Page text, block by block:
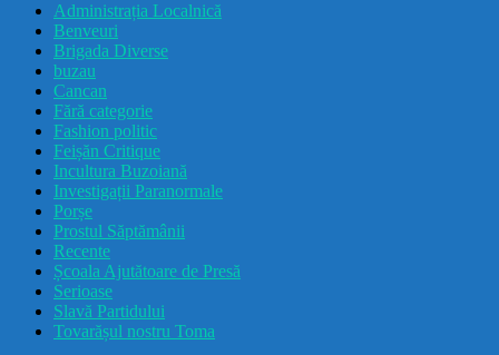
Administrația Localnică
Benveuri
Brigada Diverse
buzau
Cancan
Fără categorie
Fashion politic
Feișăn Critique
Incultura Buzoiană
Investigații Paranormale
Porșe
Prostul Săptămânii
Recente
Școala Ajutătoare de Presă
Serioase
Slavă Partidului
Tovarășul nostru Toma